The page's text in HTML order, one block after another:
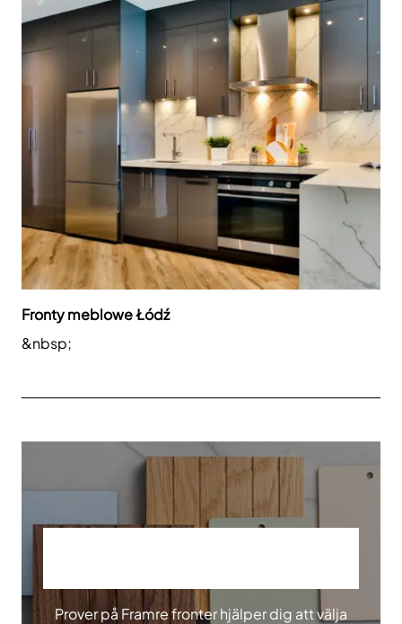
Fronty meblowe Łódź
&nbsp;
Prover på Framre fronter hjälper dig att välja